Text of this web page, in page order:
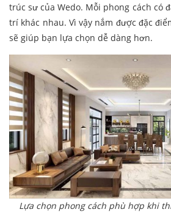
trúc sư của Wedo. Mỗi phong cách có
trí khác nhau. Vì vậy nắm được đặc
sẽ giúp bạn lựa chọn dễ dàng hơn.
Lựa chọn phong cách phù hợp khi